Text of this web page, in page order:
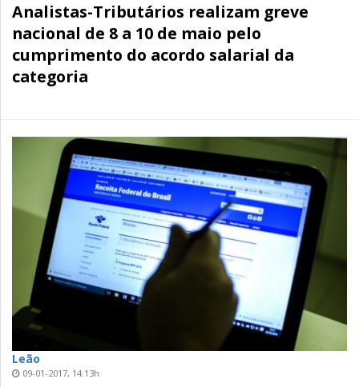
Analistas-Tributários realizam greve
nacional de 8 a 10 de maio pelo
cumprimento do acordo salarial da
categoria
Leão
09-01-2017, 14:13h